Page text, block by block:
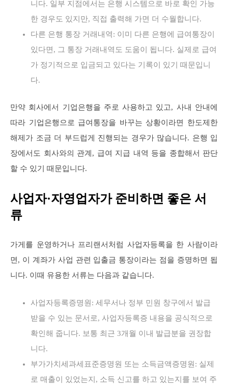
니다. 일부 지점에서는 은행 시스템으로 바로 확인 가능
한 경우도 있지만, 직접 출력해 가면 더 수월합니다.
다른 은행 통장 거래내역: 이미 다른 은행에 급여통장이
있다면, 그 통장 거래내역도 도움이 됩니다. 실제로 급여
가 정기적으로 입금되고 있다는 기록이 있기 때문입니
다.
만약 회사에서 기업은행을 주로 사용하고 있고, 사내 안내에
따라 기업은행으로 급여통장을 바꾸는 상황이라면 한도제한
해제가 조금 더 부드럽게 진행되는 경우가 많습니다. 은행 입
장에서도 회사와의 관계, 급여 지급 내역 등을 종합해서 판단
할 수 있기 때문입니다.
사업자·자영업자가 준비하면 좋은 서
류
가게를 운영하거나 프리랜서처럼 사업자등록을 한 사람이라
면, 이 계좌가 사업 관련 입출금 통장이라는 점을 증명하면 됩
니다. 이때 유용한 서류는 다음과 같습니다.
사업자등록증명원: 세무서나 정부 민원 창구에서 발급
받을 수 있는 문서로, 사업자등록증 내용을 공식적으로
확인해 줍니다. 보통 최근 3개월 이내 발급분을 권장합
니다.
부가가치세과세표준증명원 또는 소득금액증명원: 실제
로 매출이 있었는지, 소득 신고를 하고 있는지를 보여 주